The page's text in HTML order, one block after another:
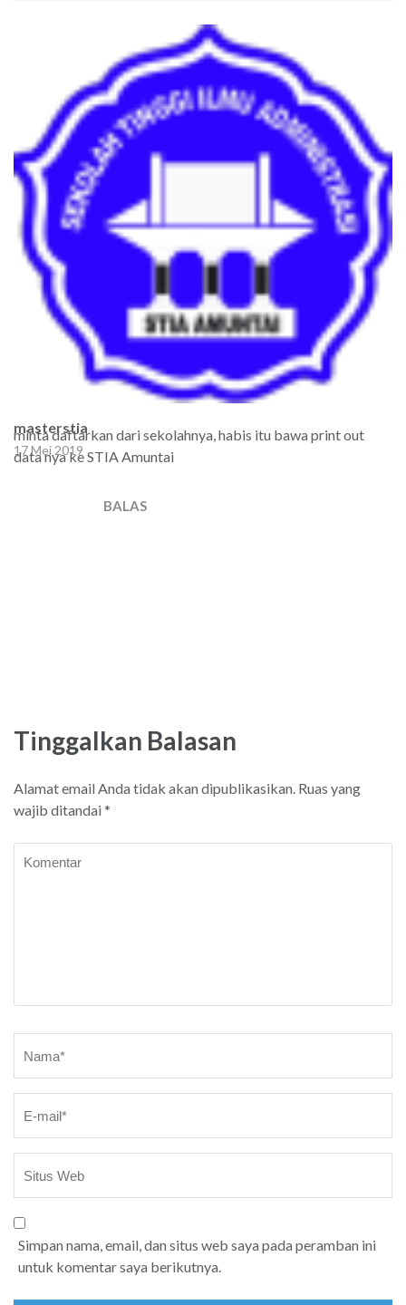
masterstia
17 Mei 2019
minta daftarkan dari sekolahnya, habis itu bawa print out
data nya ke STIA Amuntai
BALAS
Tinggalkan Balasan
Alamat email Anda tidak akan dipublikasikan. Ruas yang
wajib ditandai *
Simpan nama, email, dan situs web saya pada peramban ini
untuk komentar saya berikutnya.